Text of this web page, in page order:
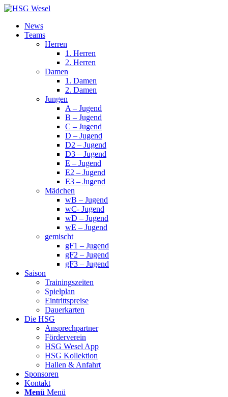
News
Teams
Herren
1. Herren
2. Herren
Damen
1. Damen
2. Damen
Jungen
A – Jugend
B – Jugend
C – Jugend
D – Jugend
D2 – Jugend
D3 – Jugend
E – Jugend
E2 – Jugend
E3 – Jugend
Mädchen
wB – Jugend
wC- Jugend
wD – Jugend
wE – Jugend
gemischt
gF1 – Jugend
gF2 – Jugend
gF3 – Jugend
Saison
Trainingszeiten
Spielplan
Eintrittspreise
Dauerkarten
Die HSG
Ansprechpartner
Förderverein
HSG Wesel App
HSG Kollektion
Hallen & Anfahrt
Sponsoren
Kontakt
Menü Menü